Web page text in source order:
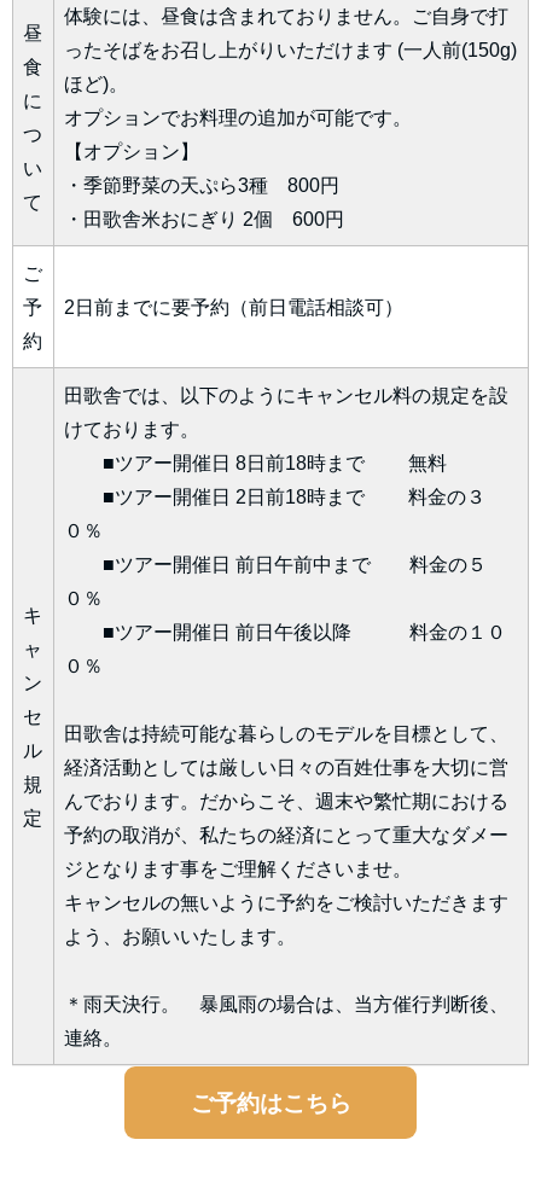
昼
食
に
つ
い
て
体験には、昼食は含まれておりません。ご自身で打
ったそばをお召し上がりいただけます (一人前(150g)
ほど)。
オプションでお料理の追加が可能です。
【オプション】
・季節野菜の天ぷら3種 800円
・田歌舎米おにぎり 2個 600円
ご
予
約
2日前までに要予約（前日電話相談可）
キ
ャ
ン
セ
ル
規
定
田歌舎では、以下のようにキャンセル料の規定を設
けております。
■ツアー開催日 8日前18時まで 無料
■ツアー開催日 2日前18時まで 料金の３
０％
■ツアー開催日 前日午前中まで 料金の５
０％
■ツアー開催日 前日午後以降 料金の１０
０％
田歌舎は持続可能な暮らしのモデルを目標として、
経済活動としては厳しい日々の百姓仕事を大切に営
んでおります。だからこそ、週末や繁忙期における
予約の取消が、私たちの経済にとって重大なダメー
ジとなります事をご理解くださいませ。
キャンセルの無いように予約をご検討いただきます
よう、お願いいたします。
＊雨天決行。 暴風雨の場合は、当方催行判断後、
連絡。
ご予約はこちら